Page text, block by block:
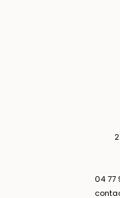
04 77